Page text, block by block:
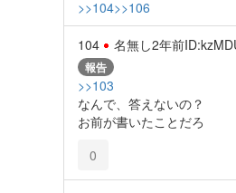
>>104>>106
104 名無し2年前
報告
>>103
なんで、答えないの？
お前が書いたことだろ
0